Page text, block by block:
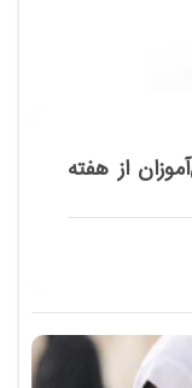
از هفته
به بعد شاهد آغاز روند